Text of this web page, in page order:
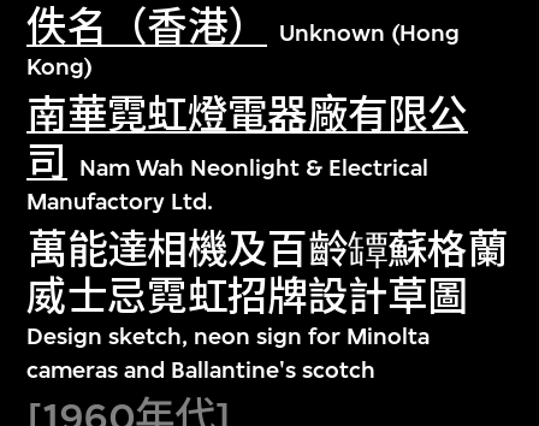
佚名（香港）
Unknown (Hong
Kong)
南華霓虹燈電器廠有限公
司
Nam Wah Neonlight & Electrical
Manufactory Ltd.
萬能達相機及百齡罈蘇格蘭
威士忌霓虹招牌設計草圖
Design sketch, neon sign for Minolta
cameras and Ballantine's scotch